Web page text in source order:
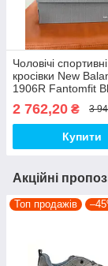
Чоловічі спортивні
кросівки New
1906R Fantomfit
повсякденні
Нью Беленс топ
2 762,20 ₴ 3
Купити
Акційні
Топ продажів